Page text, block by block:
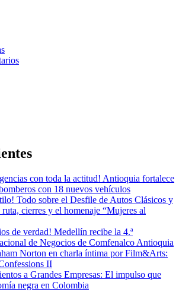
con toda la actitud! Antioquia fortalece
con 18 nuevos vehículos
Todo sobre el Desfile de Autos Clásicos y
cierres y el homenaje “Mujeres al
de verdad! Medellín recibe la 4.ª
de Negocios de Comfenalco Antioquia
Norton en charla íntima por Film&Arts:
II
a Grandes Empresas: El impulso que
negra en Colombia